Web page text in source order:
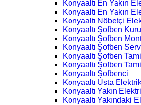
Konyaaltı En Yakın
Konyaaltı En Yakın
Konyaaltı Nöbetçi
Konyaaltı Şofben
Konyaaltı Şofben
Konyaaltı Şofben
Konyaaltı Şofben
Konyaaltı Şofben
Konyaaltı Şofbenci
Konyaaltı Usta
Konyaaltı Yakın
Konyaaltı Yakındaki